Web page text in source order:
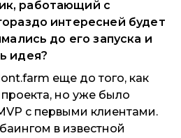
работающий с
интересней будет
до его запуска и
идея?
еще до того, как
но уже было
с первыми клиентами.
в известной